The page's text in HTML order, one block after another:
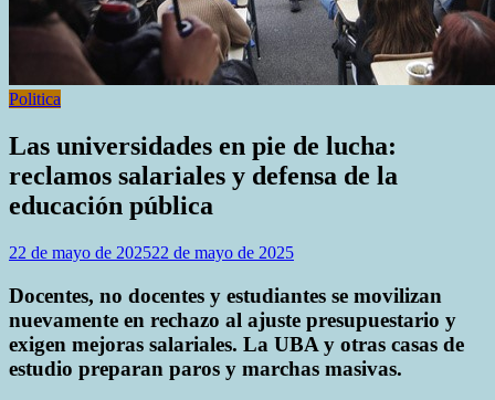
Politica
Las universidades en pie de lucha:
reclamos salariales y defensa de la
educación pública
22 de mayo de 202522 de mayo de 2025
Docentes, no docentes y estudiantes se movilizan
nuevamente en rechazo al ajuste presupuestario y
exigen mejoras salariales. La UBA y otras casas de
estudio preparan paros y marchas masivas.